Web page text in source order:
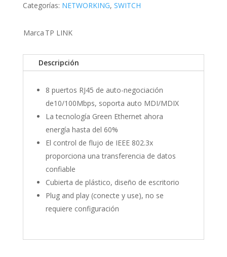
Categorías: NETWORKING, SWITCH
Marca TP LINK
Descripción
8 puertos RJ45 de auto-negociación
de10/100Mbps, soporta auto MDI/MDIX
La tecnología Green Ethernet ahora
energía hasta del 60%
El control de flujo de IEEE 802.3x
proporciona una transferencia de datos
confiable
Cubierta de plástico, diseño de escritorio
Plug and play (conecte y use), no se
requiere configuración